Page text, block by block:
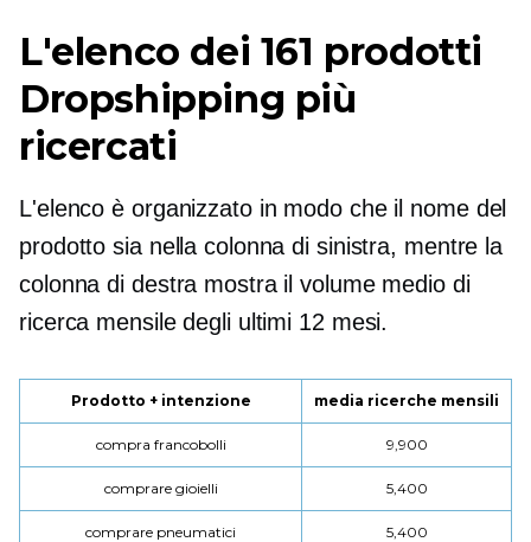
L'elenco dei 161 prodotti
Dropshipping più
ricercati
L'elenco è organizzato in modo che il nome del
prodotto sia nella colonna di sinistra, mentre la
colonna di destra mostra il volume medio di
ricerca mensile degli ultimi 12 mesi.
Prodotto + intenzione media ricerche mensili
compra francobolli 9,900
comprare gioielli 5,400
comprare pneumatici 5,400